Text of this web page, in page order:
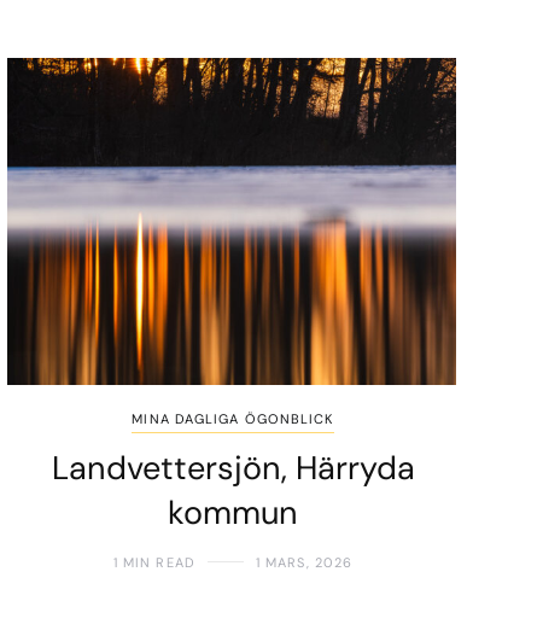
MINA DAGLIGA ÖGONBLICK
Landvettersjön, Härryda
kommun
1 MIN READ 1 MARS, 2026